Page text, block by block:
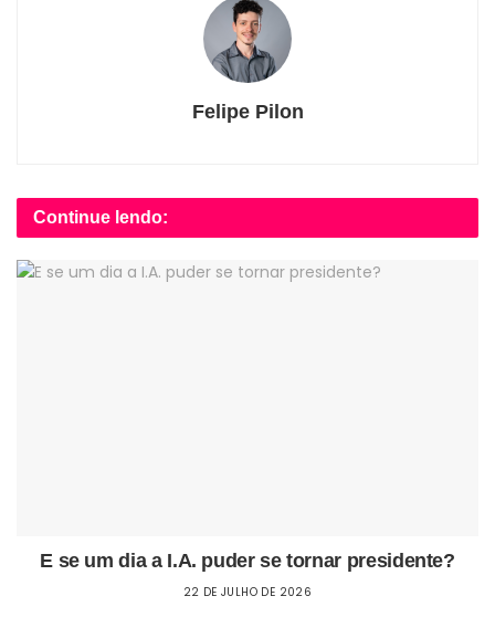
Felipe Pilon
Continue lendo:
E se um dia a I.A. puder se tornar presidente?
22 DE JULHO DE 2026